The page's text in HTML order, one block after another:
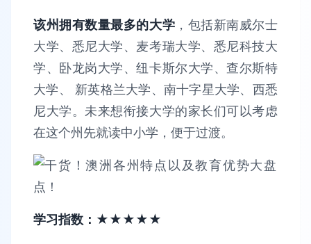
该州拥有数量最多的大学 ，包括新南威尔士
大学、悉尼大学、麦考瑞大学、悉尼科技大
学、卧龙岗大学、纽卡斯尔大学、查尔斯特
大学、 新英格兰大学、南十字星大学、西悉
尼大学。未来想衔接大学的家长们可以考虑
在这个州先就读中小学，便于过渡。
学习指数：★★★★★